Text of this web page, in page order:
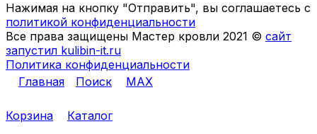
Нажимая на кнопку "Отправить", вы соглашаетесь с
политикой конфиденциальности
Все права защищены Мастер кровли 2021 © сайт
запустил kulibin-it.ru
Политика конфиденциальности
Главная
Поиск MAX
Корзина Каталог